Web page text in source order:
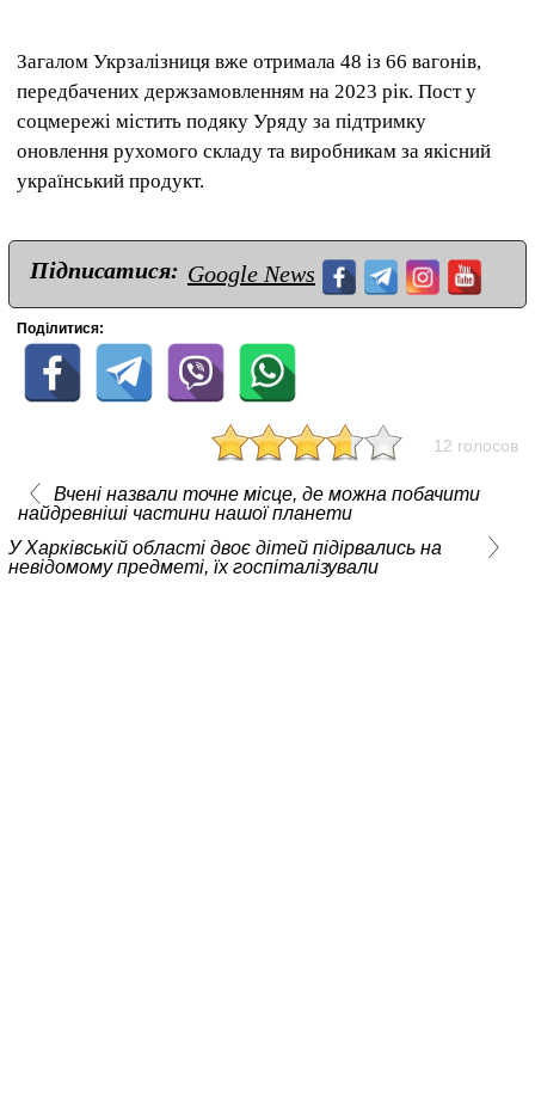
Загалом Укрзалізниця вже отримала 48 із 66 вагонів,
передбачених держзамовленням на 2023 рік. Пост у
соцмережі містить подяку Уряду за підтримку
оновлення рухомого складу та виробникам за якісний
український продукт.
Підписатися: Google News
Поділитися:
12 голосов
Вчені назвали точне місце, де можна побачити
найдревніші частини нашої планети
У Харківській області двоє дітей підірвались на
невідомому предметі, їх госпіталізували